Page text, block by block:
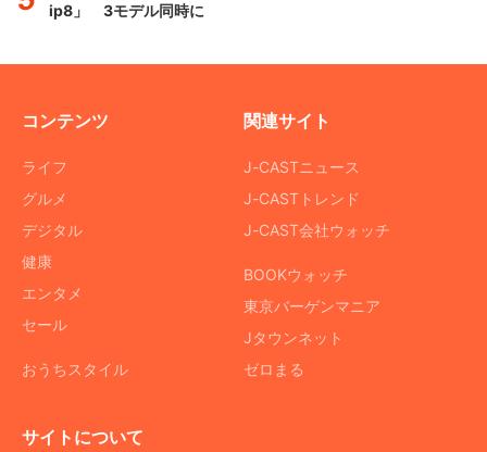
ip8」 3モデル同時に
コンテンツ
ライフ
グルメ
デジタル
健康
エンタメ
セール
おうちスタイル
関連サイト
J-CASTニュース
J-CASTトレンド
J-CAST会社ウォッチ
BOOKウォッチ
東京バーゲンマニア
Jタウンネット
ゼロまる
サイトについて